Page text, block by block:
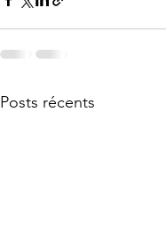
Posts récents